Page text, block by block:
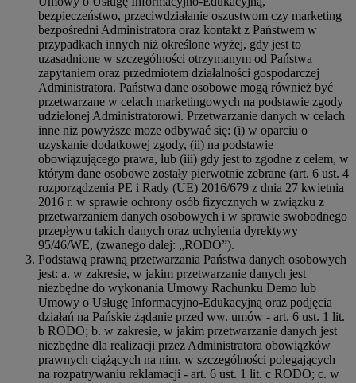
bezpieczeństwo, przeciwdziałanie oszustwom czy marketing
bezpośredni Administratora oraz kontakt z Państwem w
przypadkach innych niż określone wyżej, gdy jest to
uzasadnione w szczególności otrzymanym od Państwa
zapytaniem oraz przedmiotem działalności gospodarczej
Administratora. Państwa dane osobowe mogą również być
przetwarzane w celach marketingowych na podstawie zgody
udzielonej Administratorowi. Przetwarzanie danych w celach
inne niż powyższe może odbywać się: (i) w oparciu o
uzyskanie dodatkowej zgody, (ii) na podstawie
obowiązującego prawa, lub (iii) gdy jest to zgodne z celem, w
którym dane osobowe zostały pierwotnie zebrane (art. 6 ust. 4
rozporządzenia PE i Rady (UE) 2016/679 z dnia 27 kwietnia
2016 r. w sprawie ochrony osób fizycznych w związku z
przetwarzaniem danych osobowych i w sprawie swobodnego
przepływu takich danych oraz uchylenia dyrektywy
95/46/WE, (zwanego dalej: „RODO”).
Podstawą prawną przetwarzania Państwa danych osobowych
jest: a. w zakresie, w jakim przetwarzanie danych jest
niezbędne do wykonania Umowy Rachunku Demo lub
Umowy o Usługę Informacyjno-Edukacyjną oraz podjęcia
działań na Pańskie żądanie przed ww. umów - art. 6 ust. 1 lit.
b RODO; b. w zakresie, w jakim przetwarzanie danych jest
niezbędne dla realizacji przez Administratora obowiązków
prawnych ciążących na nim, w szczególności polegających
na rozpatrywaniu reklamacji - art. 6 ust. 1 lit. c RODO; c. w